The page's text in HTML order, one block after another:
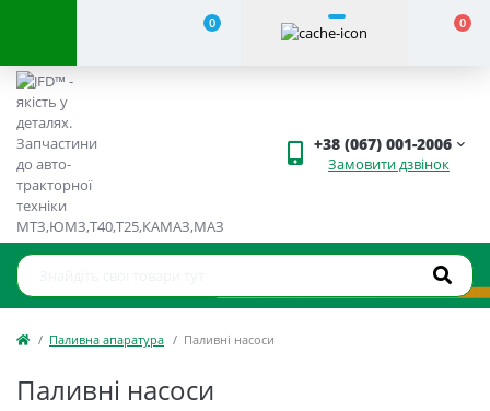
0 0
+38 (067) 001-2006
Замовити дзвінок
Паливна апаратура Паливні насоси
Паливні насоси